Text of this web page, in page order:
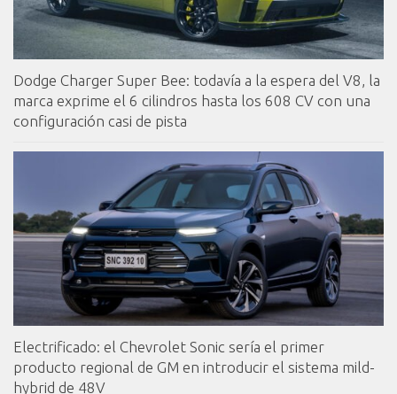
Dodge Charger Super Bee: todavía a la espera del V8, la
marca exprime el 6 cilindros hasta los 608 CV con una
configuración casi de pista
Electrificado: el Chevrolet Sonic sería el primer
producto regional de GM en introducir el sistema mild-
hybrid de 48V